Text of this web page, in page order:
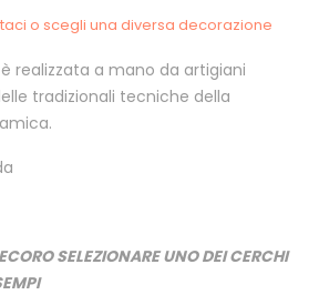
o scegli una diversa decorazione
è realizzata a mano da artigiani
tradizionali tecniche della
SELEZIONARE UNO DEI CERCHI